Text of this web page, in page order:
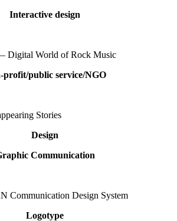
Interactive design
Digital World of Rock Music
profit/public service/NGO
Stories
Design
Communication
Communication Design System
Logotype